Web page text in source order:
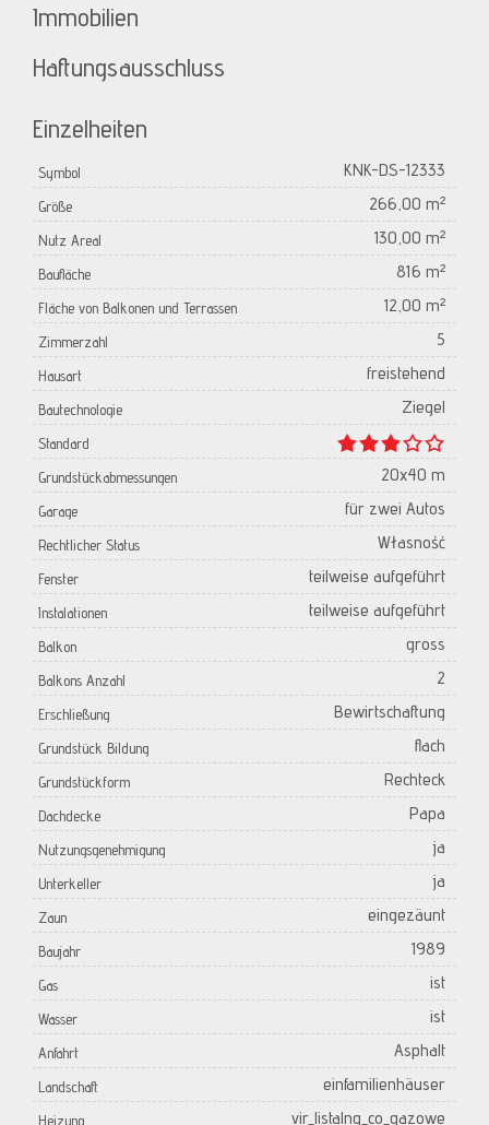
Immobilien
Haftungsausschluss
Einzelheiten
Symbol KNK-DS-12333
Größe 266,00 m²
Nutz Areal 130,00 m²
Baufläche 816 m²
Fläche von Balkonen und Terrassen 12,00 m²
Zimmerzahl 5
Hausart freistehend
Bautechnologie Ziegel
Standard
Grundstückabmessungen
20x40 m
Garage für zwei Autos
Rechtlicher Status Własność
Fenster teilweise aufgeführt
Instalationen teilweise aufgeführt
Balkon gross
Balkons Anzahl 2
Erschließung Bewirtschaftung
Grundstück Bildung flach
Grundstückform Rechteck
Dachdecke Papa
Nutzungsgenehmigung ja
Unterkeller ja
Zaun eingezäunt
Baujahr 1989
Gas ist
Wasser ist
Anfahrt Asphalt
Landschaft einfamilienhäuser
Heizung vir_listalng_co_gazowe